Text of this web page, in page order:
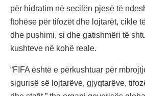
për hidratim në secilën pjesë të
ftohëse për tifozët dhe lojtarët, cikle
dhe pushimi, si dhe gatishmëri të
kushteve në kohë reale.
“FIFA është e përkushtuar për
sigurisë së lojtarëve, gjyqtarëve,